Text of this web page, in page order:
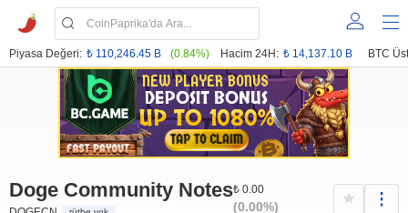
Piyasa Değeri: ₺ 110,246.45 B (0.84%) Hacim 24H: ₺ 14,137.10 B BTC
Doge Community Notes₺ 0.00
(0.00%)